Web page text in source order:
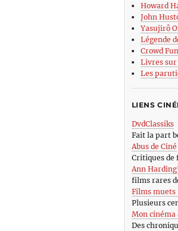
Howard
John
Yasujirô
Légende
Crowd
Livres sur
Les
LIENS
DvdClassiks
Fait la part
Abus de Ciné
Critiques de
Ann
films rares
Films muets
Plusieurs
Mon cinéma
Des